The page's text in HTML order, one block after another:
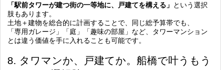
「駅前タワーが建つ街の一等地に、戸建てを構える」 という選択
肢もあります。
土地＋建物を総合的に計画することで、同じ総予算帯でも、
「専用ガレージ」「庭」「趣味の部屋」など、タワーマンション
とは違う価値を手に入れることも可能です。
8. タワマンか、戸建てか。船橋で叶うもう